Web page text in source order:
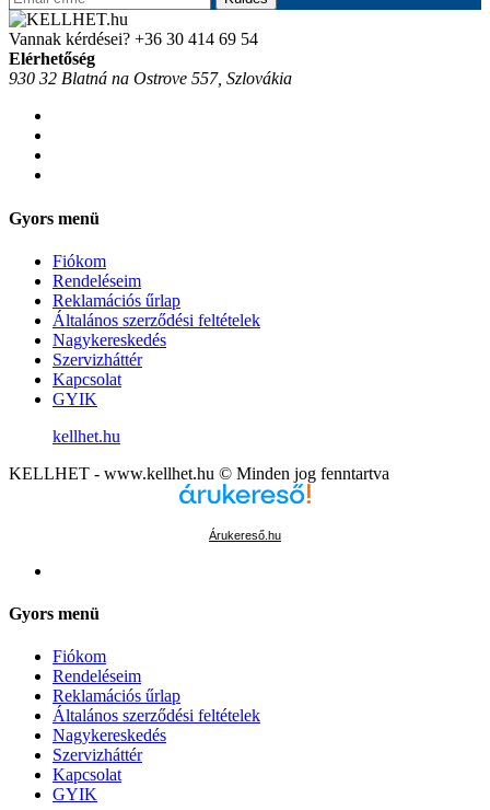
Vannak kérdései? +36 30 414 69 54
Elérhetőség
930 32 Blatná na Ostrove 557, Szlovákia
Gyors menü
Fiókom
Rendeléseim
Reklamációs űrlap
Általános szerződési feltételek
Nagykereskedés
Szervizháttér
Kapcsolat
GYIK
kellhet.hu
KELLHET - www.kellhet.hu © Minden jog fenntartva
Árukereső.hu
Gyors menü
Fiókom
Rendeléseim
Reklamációs űrlap
Általános szerződési feltételek
Nagykereskedés
Szervizháttér
Kapcsolat
GYIK